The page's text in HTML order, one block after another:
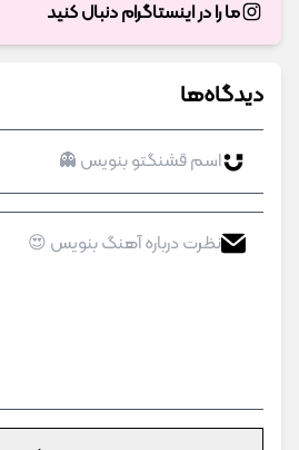
شکوهی
──♪──
دانلود موزیک شهرام شکوهی
رﻳﺸش
وبگردی